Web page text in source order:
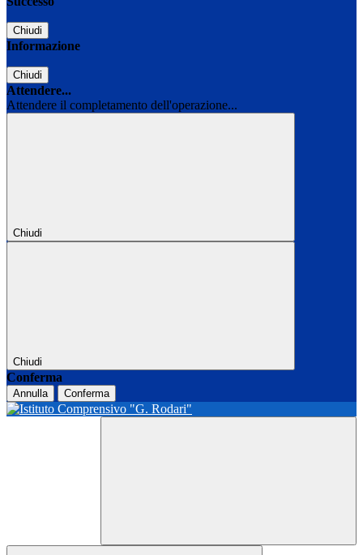
Chiudi
Informazione
Chiudi
Attendere...
Attendere il completamento dell'operazione...
Chiudi
Chiudi
Conferma
Annulla Conferma